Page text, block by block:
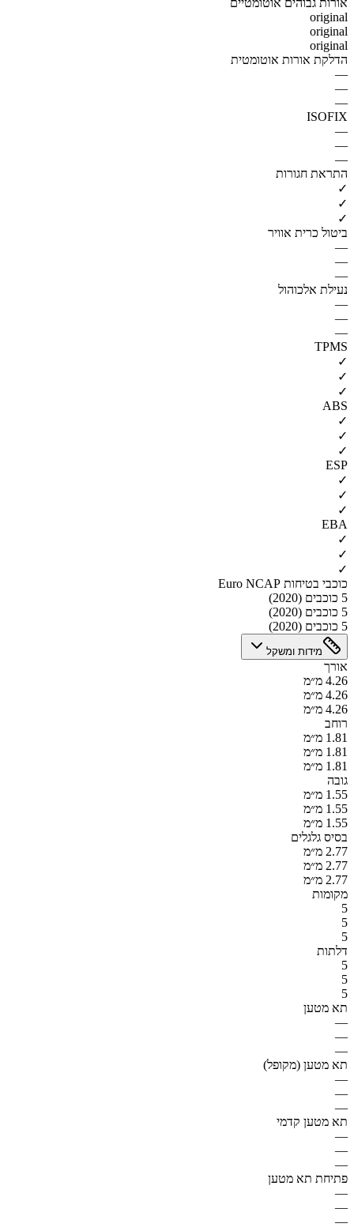
original
original
original
הדלקת אורות אוטומטית
—
—
—
ISOFIX
—
—
—
התראת חגורות
✓
✓
✓
ביטול כרית אוויר
—
—
—
נעילת אלכוהול
—
—
—
TPMS
✓
✓
✓
ABS
✓
✓
✓
ESP
✓
✓
✓
EBA
✓
✓
✓
כוכבי בטיחות Euro NCAP
5 כוכבים (2020)
5 כוכבים (2020)
5 כוכבים (2020)
מידות ומשקל
אורך
4.26 מ״מ
4.26 מ״מ
4.26 מ״מ
רוחב
1.81 מ״מ
1.81 מ״מ
1.81 מ״מ
גובה
1.55 מ״מ
1.55 מ״מ
1.55 מ״מ
בסיס גלגלים
2.77 מ״מ
2.77 מ״מ
2.77 מ״מ
מקומות
5
5
5
דלתות
5
5
5
תא מטען
—
—
—
תא מטען (מקופל)
—
—
—
תא מטען קדמי
—
—
—
פתיחת תא מטען
—
—
—